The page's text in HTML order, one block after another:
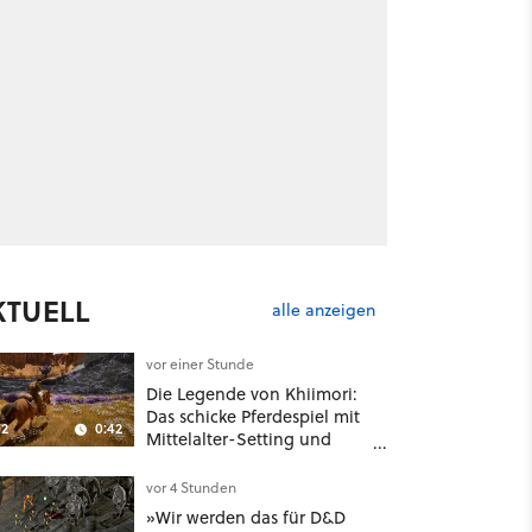
alle anzeigen
0:42
vor einer Stunde
Die Legende von Khiimori:
Das schicke Pferdespiel mit
Mittelalter-Setting und
noch größer und
gefährlicher
vor 4 Stunden
»Wir werden das für D&D